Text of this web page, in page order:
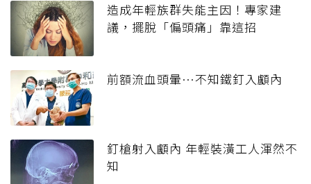
造成年輕族群失能主因！專家建
議，擺脫「偏頭痛」靠這招
前額流血頭暈…不知鐵釘入顱內
釘槍射入顱內 年輕裝潢工人渾然不
知